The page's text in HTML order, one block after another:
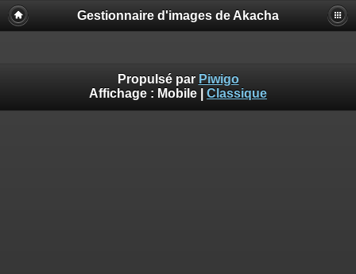
Gestionnaire d'images de Akacha
Propulsé par Piwigo
Affichage : Mobile Classique